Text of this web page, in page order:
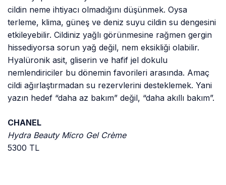
cildin neme ihtiyacı olmadığını düşünmek. Oysa
terleme, klima, güneş ve deniz suyu cildin su dengesini
etkileyebilir. Cildiniz yağlı görünmesine rağmen gergin
hissediyorsa sorun yağ değil, nem eksikliği olabilir.
Hyalüronik asit, gliserin ve hafif jel dokulu
nemlendiriciler bu dönemin favorileri arasında. Amaç
cildi ağırlaştırmadan su rezervlerini desteklemek. Yani
yazın hedef “daha az bakım” değil, “daha akıllı bakım”.
CHANEL
Hydra Beauty Micro Gel Crème
5300 TL